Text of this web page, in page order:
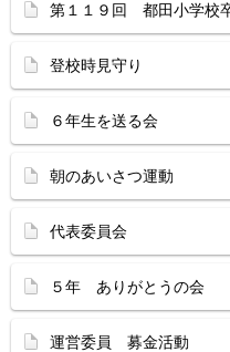
第１１９回 都田小学校
登校時見守り
６年生を送る会
朝のあいさつ運動
代表委員会
５年 ありがとうの会
運営委員 募金活動